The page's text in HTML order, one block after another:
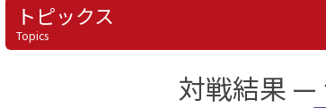
トピックス
Topics
対戦結果 —